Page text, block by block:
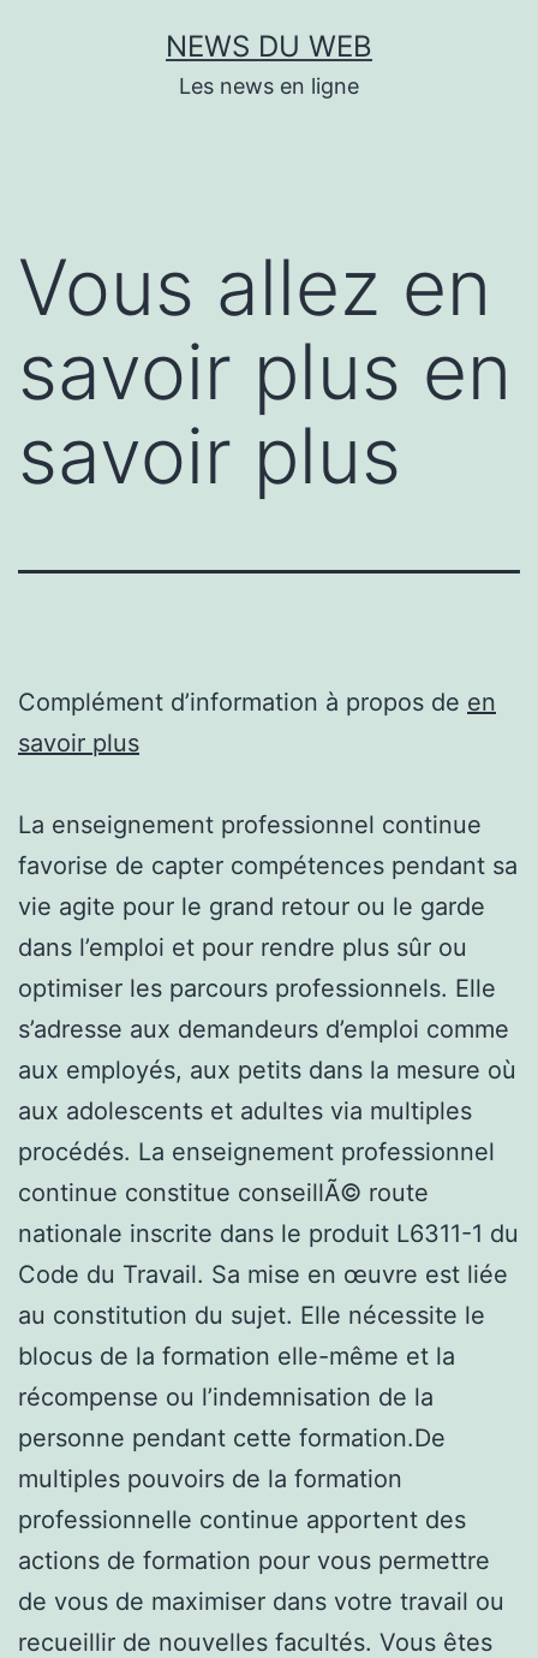
NEWS DU WEB
Les news en ligne
Vous allez en
savoir plus en
savoir plus
Complément d’information à propos de en
savoir plus
La enseignement professionnel continue
favorise de capter compétences pendant sa
vie agite pour le grand retour ou le garde
dans l’emploi et pour rendre plus sûr ou
optimiser les parcours professionnels. Elle
s’adresse aux demandeurs d’emploi comme
aux employés, aux petits dans la mesure où
aux adolescents et adultes via multiples
procédés. La enseignement professionnel
continue constitue conseillÃ© route
nationale inscrite dans le produit L6311-1 du
Code du Travail. Sa mise en œuvre est liée
au constitution du sujet. Elle nécessite le
blocus de la formation elle-même et la
récompense ou l’indemnisation de la
personne pendant cette formation.De
multiples pouvoirs de la formation
professionnelle continue apportent des
actions de formation pour vous permettre
de vous de maximiser dans votre travail ou
recueillir de nouvelles facultés. Vous êtes